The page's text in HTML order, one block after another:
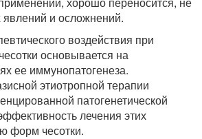
и осложнений.
воздействия при
основывается на
ее иммунопатогенеза.
этиотропной терапии
патогенетической
лечения этих
форм чесотки.